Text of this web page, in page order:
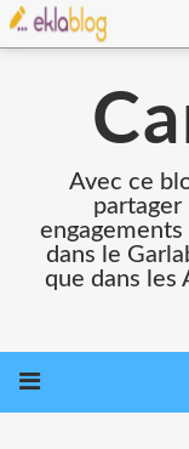
Avec ce
dans le
que dans les